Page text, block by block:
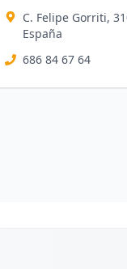
C. Felipe Gorriti,
España
686 84 67 64